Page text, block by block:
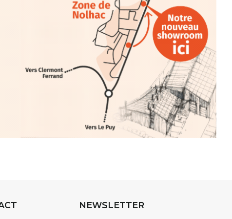
INTERVIEW
Bernard Turle, vous avez ouvert une
à Auzon…
les rues, les caves, les granges
NEWSLETTER